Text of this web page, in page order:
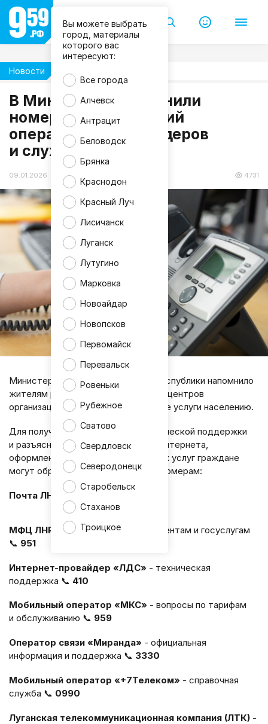
Вы можете выбрать
город, материалы
которого вас
интересуют:
Все города
Алчевск
Антрацит
Беловодск
Брянка
Краснодон
Красный Луч
Лисичанск
Луганск
Лутугино
Марковка
Новоайдар
Новопсков
Первомайск
Перевальск
Ровеньки
Рубежное
Сватово
Свердловск
Северодонецк
Старобельск
Стаханов
Троицкое
Новости
В Минцифры напомнили
номера горячих линий
операторов, провайдеров
и служб в ЛНР
09.01.2026 16:44 4731
f
r
e
e
p
k
Министерство цифры Луганской Республики напомнило
жителям региона о работе контакт-центров
организаций, оказывающих ключевые услуги населению.
Для получения консультаций, технической поддержки
и разъяснений по вопросам связи, интернета,
оформления документов и почтовых услуг граждане
могут обращаться по следующим номерам:
Почта ЛНР - горячая линия 📞
МФЦ ЛНР
- консультации по документам и госуслугам
📞 951
Интернет-провайдер «ЛДС» - техническая
поддержка 📞 410
Мобильный оператор «МКС» - вопросы по тарифам
и обслуживанию 📞 959
Оператор связи «Миранда» - официальная
информация и поддержка 📞 3330
Мобильный оператор «+7Телеком» - справочная
служба 📞 0990
Луганская телекоммуникационная компания (ЛТК) -